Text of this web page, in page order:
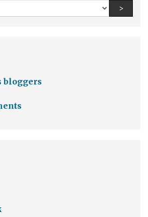
All
teams
>Find
bloggers